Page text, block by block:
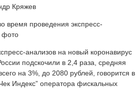
Кряжев
время проведения экспресс-
фото
анализов на новый коронавирус
подскочили в 2,4 раза, средняя
на 3%, до 2080 рублей, говорится в
Индекс” оператора фискальных